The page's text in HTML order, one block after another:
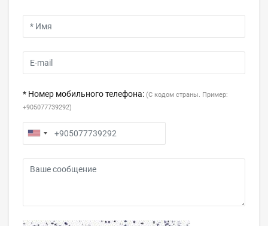
* Номер мобильного телефона: (С кодом страны. Пример:
+905077739292)